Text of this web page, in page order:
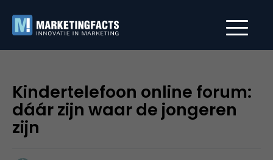
Kindertelefoon online forum:
dáár zijn waar de jongeren
zijn